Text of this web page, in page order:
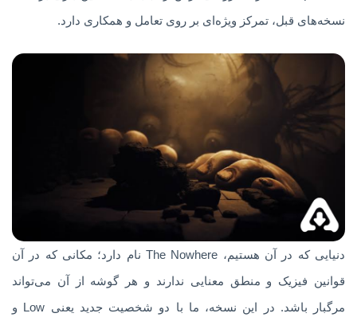
نسخه‌های قبل، تمرکز ویژه‌ای بر روی تعامل و همکاری دارد.
دنیایی که در آن هستیم، The Nowhere نام دارد؛ مکانی که در آن
قوانین فیزیک و منطق معنایی ندارند و هر گوشه از آن می‌تواند
مرگبار باشد. در این نسخه، ما با دو شخصیت جدید یعنی Low و